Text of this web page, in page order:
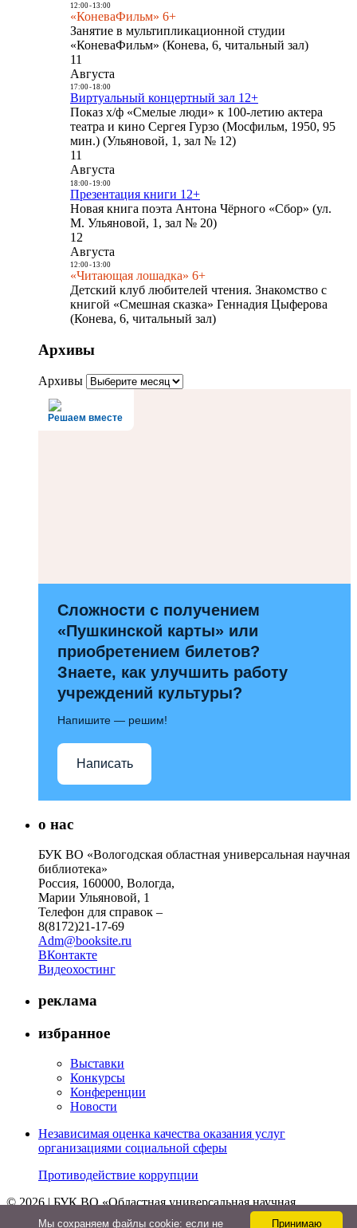
12:00- 13:00
«КоневаФильм» 6+
Занятие в мультипликационной студии
«КоневаФильм» (Конева, 6, читальный зал)
11
Августа
17:00- 18:00
Виртуальный концертный зал 12+
Показ х/ф «Смелые люди» к 100-летию актера
театра и кино Сергея Гурзо (Мосфильм, 1950, 95
мин.) (Ульяновой, 1, зал № 12)
11
Августа
18:00- 19:00
Презентация книги 12+
Новая книга поэта Антона Чёрного «Сбор» (ул.
М. Ульяновой, 1, зал № 20)
12
Августа
12:00- 13:00
«Читающая лошадка» 6+
Детский клуб любителей чтения. Знакомство с
книгой «Смешная сказка» Геннадия Цыферова
(Конева, 6, читальный зал)
Архивы
Архивы
Решаем вместе
Сложности с получением
«Пушкинской карты» или
приобретением билетов?
Знаете, как улучшить работу
учреждений культуры?
Напишите — решим!
Написать
о нас
БУК ВО «Вологодская областная универсальная научная
библиотека»
Россия, 160000, Вологда,
Марии Ульяновой, 1
Телефон для справок –
8(8172)21-17-69
Adm@booksite.ru
ВКонтакте
Видеохостинг
реклама
избранное
Выставки
Конкурсы
Конференции
Новости
Независимая оценка качества оказания услуг
организациями социальной сферы
Противодействие коррупции
© 2026 | БУК ВО «Областная универсальная научная
библиотека»
Принимаю
Мы cохраняем файлы cookie: если не